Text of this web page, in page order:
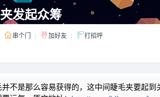
发起众筹
串个门 加好友 打招呼
是那么容易获得的，这中间睫毛夹要起到